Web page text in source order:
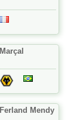
Marçal
Ferland Mendy